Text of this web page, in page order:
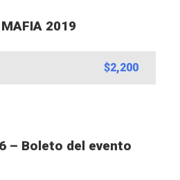
MAFIA 2019
$2,200
– Boleto del evento